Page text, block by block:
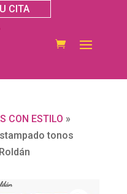
CITA
CON ESTILO »
tonos